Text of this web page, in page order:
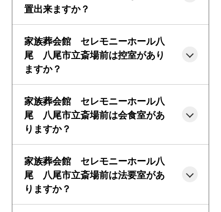
置出来ますか？
家族葬会館 セレモニーホール八
尾 八尾市立斎場前は控室があり
ますか？
家族葬会館 セレモニーホール八
尾 八尾市立斎場前は会食室があ
りますか？
家族葬会館 セレモニーホール八
尾 八尾市立斎場前は法要室があ
りますか？